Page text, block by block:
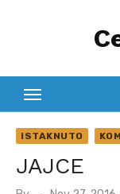
ISTAKNUTO
JAJCE